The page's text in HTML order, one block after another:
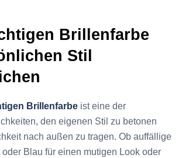
Brillenfarbe
Stil
Brillenfarbe ist eine der
den eigenen Stil zu betonen
nach außen zu tragen. Ob auffällige
Blau für einen mutigen Look oder